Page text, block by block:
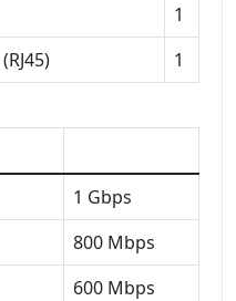
1
1
1 Gbps
800 Mbps
600 Mbps